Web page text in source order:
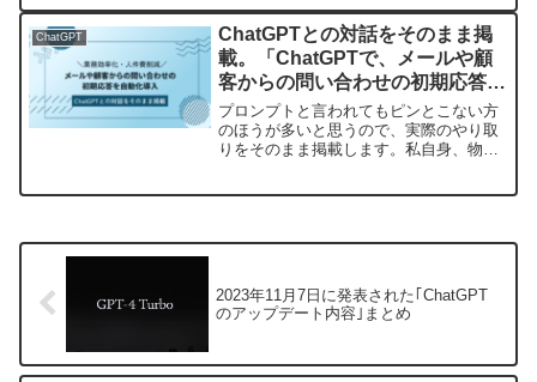
4 Turboの導入とともに一大...
ChatGPT
ChatGPTとの対話をそのまま掲
載。「ChatGPTで、メールや顧
客からの問い合わせの初期応答を
自動化」
プロンプトと言われてもピンとこない方
のほうが多いと思うので、実際のやり取
りをそのまま掲載します。私自身、物知
2023年11月7日に発表された｢ChatGPT
のアップデート内容｣まとめ